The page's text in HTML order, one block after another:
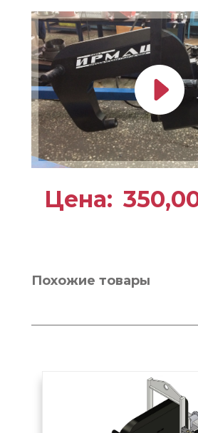
Цена:
Похожие товары